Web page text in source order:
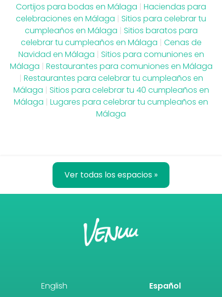
Cortijos para bodas en Málaga | Haciendas para
celebraciones en Málaga | Sitios para celebrar tu
cumpleaños en Málaga | Sitios baratos para
celebrar tu cumpleaños en Málaga | Cenas de
Navidad en Málaga | Sitios para comuniones en
Málaga | Restaurantes para comuniones en Málaga
| Restaurantes para celebrar tu cumpleaños en
Málaga | Sitios para celebrar tu 40 cumpleaños en
Málaga | Lugares para celebrar tu cumpleaños en
Málaga
Ver todas los espacios »
English Español